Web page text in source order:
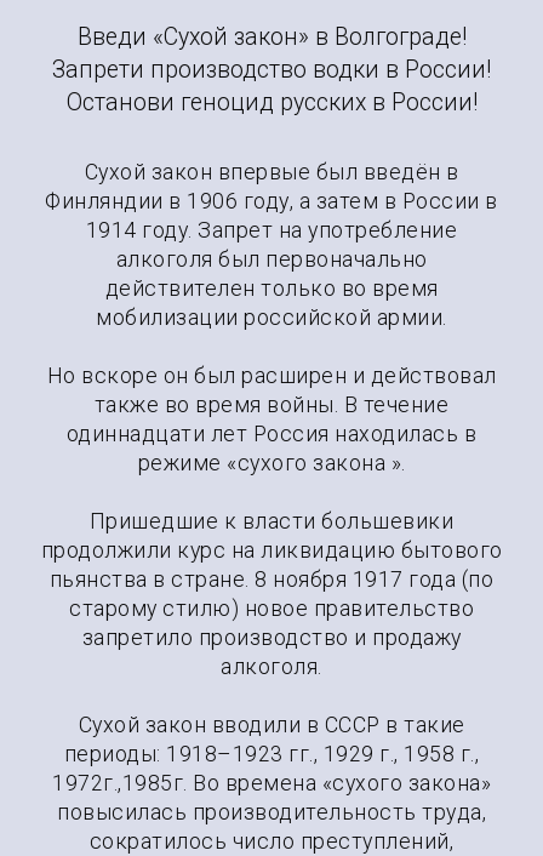
Введи «Сухой закон» в Волгограде!
Запрети производство водки в России!
Останови геноцид русских в России!
Сухой закон впервые был введён в
Финляндии в 1906 году, а затем в России в
1914 году. Запрет на употребление
алкоголя был первоначально
действителен только во время
мобилизации российской армии.
Но вскоре он был расширен и действовал
также во время войны. В течение
одиннадцати лет Россия находилась в
режиме «сухого закона ».
Пришедшие к власти большевики
продолжили курс на ликвидацию бытового
пьянства в стране. 8 ноября 1917 года (по
старому стилю) новое правительство
запретило производство и продажу
алкоголя.
Сухой закон вводили в СССР в такие
периоды: 1918–1923 гг., 1929 г., 1958 г.,
1972г.,1985г. Во времена «сухого закона»
повысилась производительность труда,
сократилось число преступлений,